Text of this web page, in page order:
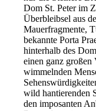
Dom St. Peter im
Überbleibsel aus
Mauerfragmente,
bekannte Porta
hinterhalb des
einen ganz
wimmelnden
wild hantierenden
den imposanten